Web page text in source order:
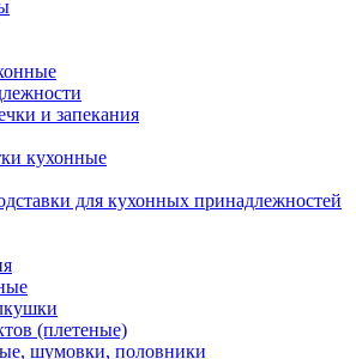
и запекания
кухонные
для кухонных принадлежностей
(плетеные)
шумовки, половники